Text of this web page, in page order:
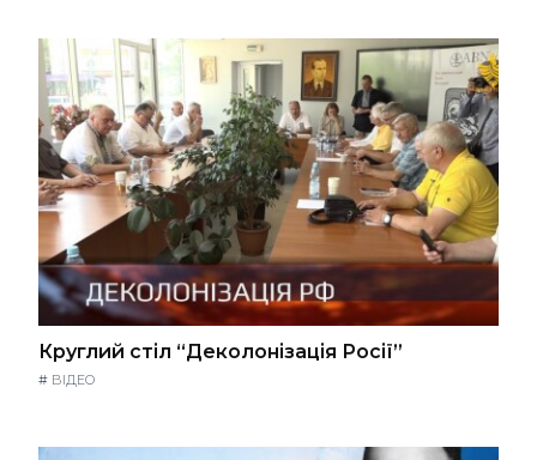
Круглий стіл “Деколонізація Росії”
# ВІДЕО